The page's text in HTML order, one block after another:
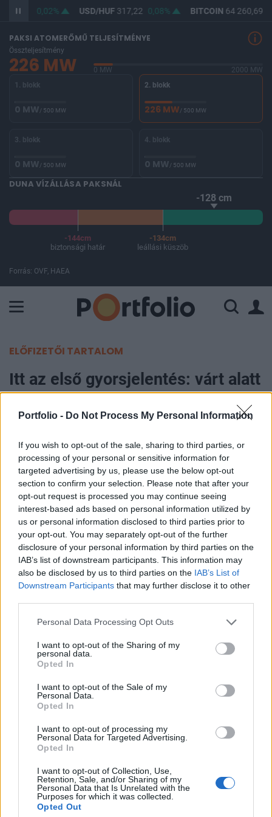
Portfolio - Do Not Process My Personal Information
If you wish to opt-out of the sale, sharing to third parties, or
processing of your personal or sensitive information for
targeted advertising by us, please use the below opt-out
section to confirm your selection. Please note that after your
opt-out request is processed you may continue seeing
interest-based ads based on personal information utilized by
us or personal information disclosed to third parties prior to
your opt-out. You may separately opt-out of the further
disclosure of your personal information by third parties on the
IAB’s list of downstream participants. This information may
also be disclosed by us to third parties on the IAB’s List of
Downstream Participants that may further disclose it to other
Personal Data Processing Opt Outs
I want to opt-out of the Sharing of my
personal data.
Opted In
I want to opt-out of the Sale of my
Personal Data.
Opted In
I want to opt-out of processing my
Personal Data for Targeted Advertising.
Opted In
I want to opt-out of Collection, Use,
Retention, Sale, and/or Sharing of my
Personal Data that Is Unrelated with the
Purposes for which it was collected.
Opted Out
365,49 0,02% USD/HUF317,22 0,08% BITCOIN64 260,69
PAKSI ATOMERŐMŰ TELJESÍTMÉNYE
Összteljesítmény
226 MW 0 MW
2000 MW
1. blokk
0 MW/ 500 MW
2. blokk
226 MW/ 500 MW
3. blokk
0 MW/ 500 MW
4. blokk
0 MW/ 500 MW
DUNA VÍZÁLLÁSA PAKSNÁL
-128 cm
-144cm
biztonsági határ
-134cm
leállási küszöb
Forrás: OVF, HAEA
ELŐFIZETŐI TARTALOM
Itt az első gyorsjelentés: várt alatt
az Alcoa bevételei (2.)
2010. április 13. 08:45
Tegnap az Alcoa eredményeivel megkezdődött az
első negyedéves gyorsjelentési szezon az
Egyesült Államokban, a társaság számai azonban
inkább csalódást okoztak a befektetőknek. Bár az
egy részvényre jutó eredmény szintjén a vártnak
megfelelően teljesített az alumíniumgyártó,
viszont a bevételek elmaradtak a konszenzustól.
bázisidőszakhoz képest, az előző év azonos negyedévében
ugyanis az alumíniumipari óriás vesztesége még közel 500
millió dollárra rúgott. A társaság közleménye szerint az
emelkedő alumíniumárak nagyban hozzájárultak a
veszteség mérséklődéséhez. Az egyszeri...
KEDVES OLVASÓNK!
A keresett cikk a portfolio.hu hírarchívumához
regisztrációhoz kötött.
Az előfizetés a következőket tartalmazza:
Portfolio.hu teljes cikkarchívum